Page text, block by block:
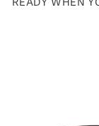
READY WHEN